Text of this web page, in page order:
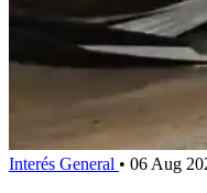
Interés General • 06 Aug